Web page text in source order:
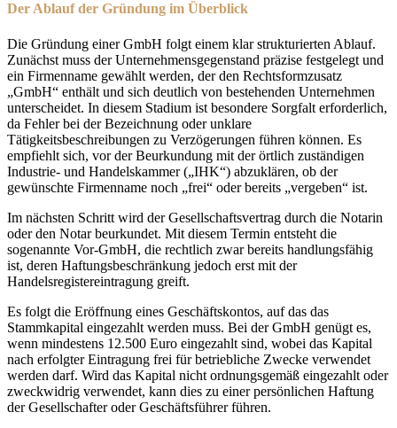
Der Ablauf der Gründung im Überblick
Die Gründung einer GmbH folgt einem klar strukturierten Ablauf.
Zunächst muss der Unternehmensgegenstand präzise festgelegt und
ein Firmenname gewählt werden, der den Rechtsformzusatz
„GmbH“ enthält und sich deutlich von bestehenden Unternehmen
unterscheidet. In diesem Stadium ist besondere Sorgfalt erforderlich,
da Fehler bei der Bezeichnung oder unklare
Tätigkeitsbeschreibungen zu Verzögerungen führen können. Es
empfiehlt sich, vor der Beurkundung mit der örtlich zuständigen
Industrie- und Handelskammer („IHK“) abzuklären, ob der
gewünschte Firmenname noch „frei“ oder bereits „vergeben“ ist.
Im nächsten Schritt wird der Gesellschaftsvertrag durch die Notarin
oder den Notar beurkundet. Mit diesem Termin entsteht die
sogenannte Vor-GmbH, die rechtlich zwar bereits handlungsfähig
ist, deren Haftungsbeschränkung jedoch erst mit der
Handelsregistereintragung greift.
Es folgt die Eröffnung eines Geschäftskontos, auf das das
Stammkapital eingezahlt werden muss. Bei der GmbH genügt es,
wenn mindestens 12.500 Euro eingezahlt sind, wobei das Kapital
nach erfolgter Eintragung frei für betriebliche Zwecke verwendet
werden darf. Wird das Kapital nicht ordnungsgemäß eingezahlt oder
zweckwidrig verwendet, kann dies zu einer persönlichen Haftung
der Gesellschafter oder Geschäftsführer führen.